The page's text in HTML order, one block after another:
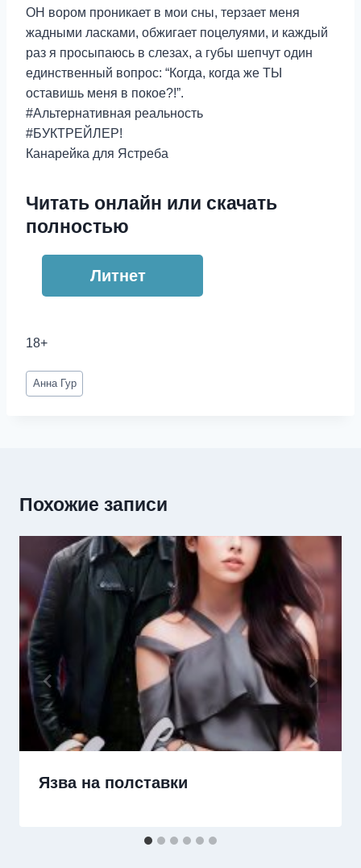
ОН вором проникает в мои сны, терзает меня
жадными ласками, обжигает поцелуями, и каждый
раз я просыпаюсь в слезах, а губы шепчут один
единственный вопрос: “Когда, когда же ТЫ
оставишь меня в покое?!”.
#Альтернативная реальность
#БУКТРЕЙЛЕР!
Канарейка для Ястреба
Читать онлайн или скачать
полностью
Литнет
18+
Метки
записи:
Анна Гур
Похожие записи
Язва на полставки